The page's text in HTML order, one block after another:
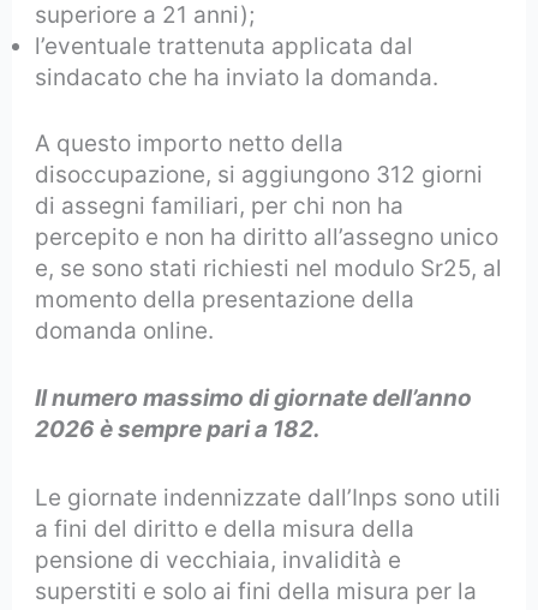
superiore a 21 anni);
l’eventuale trattenuta applicata dal
sindacato che ha inviato la domanda.
A questo importo netto della
disoccupazione, si aggiungono 312 giorni
di assegni familiari, per chi non ha
percepito e non ha diritto all’assegno unico
e, se sono stati richiesti nel modulo Sr25, al
momento della presentazione della
domanda online.
Il numero massimo di giornate dell’anno
2026 è sempre pari a 182.
Le giornate indennizzate dall’Inps sono utili
a fini del diritto e della misura della
pensione di vecchiaia, invalidità e
superstiti e solo ai fini della misura per la